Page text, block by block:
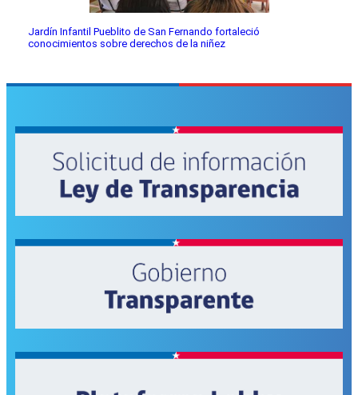
Jardín Infantil Pueblito de San Fernando fortaleció
conocimientos sobre derechos de la niñez